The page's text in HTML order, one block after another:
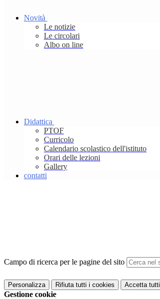
Novità
Le notizie
Le circolari
Albo on line
Didattica
PTOF
Curricolo
Calendario scolastico dell'istituto
Orari delle lezioni
Gallery
contatti
Campo di ricerca per le pagine del sito
Personalizza Rifiuta tutti i cookies Accetta tutti
Gestione cookie